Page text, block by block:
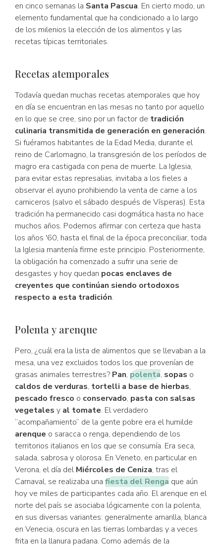
en cinco semanas la Santa Pascua. En cierto modo, un
elemento fundamental que ha condicionado a lo largo
de los milenios la elección de los alimentos y las
recetas típicas territoriales.
Recetas atemporales
Todavía quedan muchas recetas atemporales que hoy
en día se encuentran en las mesas no tanto por aquello
en lo que se cree, sino por un factor de tradición
culinaria transmitida de generación en generación.
Si fuéramos habitantes de la Edad Media, durante el
reino de Carlomagno, la transgresión de los períodos de
magro era castigada con pena de muerte. La Iglesia,
para evitar estas represalias, invitaba a los fieles a
observar el ayuno prohibiendo la venta de carne a los
carniceros (salvo el sábado después de Vísperas). Esta
tradición ha permanecido casi dogmática hasta no hace
muchos años. Podemos afirmar con certeza que hasta
los años '60, hasta el final de la época preconciliar, toda
la Iglesia mantenía firme este principio. Posteriormente,
la obligación ha comenzado a sufrir una serie de
desgastes y hoy quedan pocas enclaves de
creyentes que continúan siendo ortodoxos
respecto a esta tradición.
Polenta y arenque
Pero, ¿cuál era la lista de alimentos que se llevaban a la
mesa, una vez excluidos todos los que provenían de
grasas animales terrestres? Pan, polenta, sopas o
caldos de verduras, tortelli a base de hierbas,
pescado fresco o conservado, pasta con salsas
vegetales y al tomate. El verdadero
“acompañamiento” de la gente pobre era el humilde
arenque o saracca o renga, dependiendo de los
territorios italianos en los que se consumía. Era seca,
salada, sabrosa y olorosa. En Veneto, en particular en
Verona, el día delMiércoles de Ceniza, tras el
Carnaval, se realizaba una fiesta del Renga que aún
hoy ve miles de participantes cada año. El arenque en el
norte del país se asociaba lógicamente con la polenta,
en sus diversas variantes: generalmente amarilla, blanca
en Venecia, oscura en las tierras lombardas y a veces
frita en la llanura padana. Como además de la